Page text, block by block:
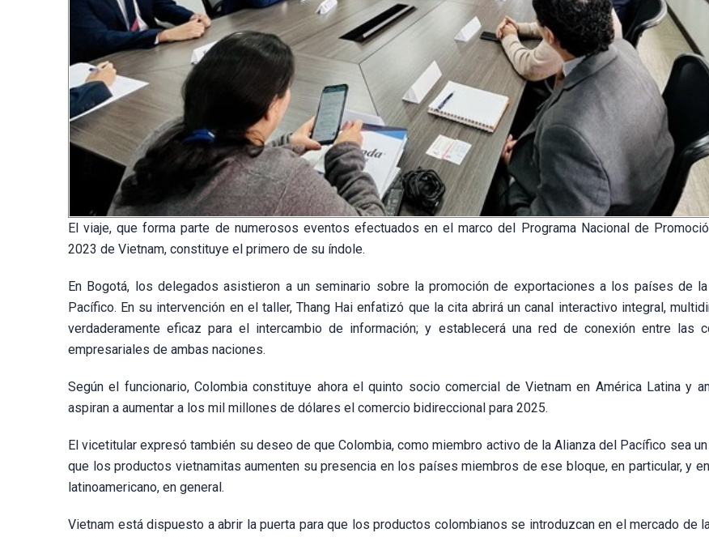
El viaje, que forma parte de numerosos eventos efectuados en el marco del Programa Nacional de
2023 de Vietnam, constituye el primero de su índole.
En Bogotá, los delegados asistieron a un seminario sobre la promoción de exportaciones a los países de
Pacífico. En su intervención en el taller, Thang Hai enfatizó que la cita abrirá un canal interactivo integral,
verdaderamente eficaz para el intercambio de información; y establecerá una red de conexión entre las
empresariales de ambas naciones.
Según el funcionario, Colombia constituye ahora el quinto socio comercial de Vietnam en América Latina y
aspiran a aumentar a los mil millones de dólares el comercio bidireccional para 2025.
El vicetitular expresó también su deseo de que Colombia, como miembro activo de la Alianza del Pacífico sea
que los productos vietnamitas aumenten su presencia en los países miembros de ese bloque, en particular, y
latinoamericano, en general.
Vietnam está dispuesto a abrir la puerta para que los productos colombianos se introduzcan en el mercado de